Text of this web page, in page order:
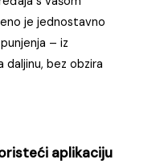
je jednostavno
– iz
bez obzira
aplikaciju